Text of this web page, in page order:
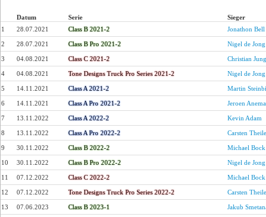
Datum Serie
Sieger
1
28.07.2021 Class B 2021-2 Jonathon Bell
2 28.07.2021 Class B Pro 2021-2 Nigel de Jong
3 04.08.2021 Class C 2021-2 Christian Jung
4 04.08.2021 Tone Designs Truck Pro Series 2021-2 Nigel de Jong
5 14.11.2021 Class A 2021-2 Martin
6 14.11.2021 Class A Pro 2021-2 Jeroen Anema
7 13.11.2022 Class A 2022-2 Kevin Adam
8 13.11.2022 Class A Pro 2022-2 Carsten Theile
9 30.11.2022 Class B 2022-2 Michael Bock
10 30.11.2022 Class B Pro 2022-2 Nigel de Jong
11 07.12.2022 Class C 2022-2 Michael Bock
12 07.12.2022 Tone Designs Truck Pro Series 2022-2 Carsten Theile
13 07.06.2023 Class B 2023-1 Jakub